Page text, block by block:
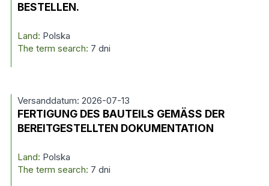
BESTELLEN.
Land: Polska
The term search: 7 dni
Versanddatum: 2026-07-13
FERTIGUNG DES BAUTEILS GEMÄSS DER
BEREITGESTELLTEN DOKUMENTATION
Land: Polska
The term search: 7 dni